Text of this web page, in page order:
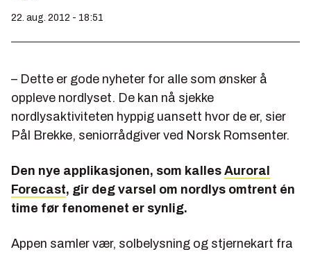
22. aug. 2012 - 18:51
– Dette er gode nyheter for alle som ønsker å
oppleve nordlyset. De kan nå sjekke
nordlysaktiviteten hyppig uansett hvor de er, sier
Pål Brekke, seniorrådgiver ved Norsk Romsenter.
Den nye applikasjonen, som kalles Auroral
Forecast, gir deg varsel om nordlys omtrent én
time før fenomenet er synlig.
Appen samler vær, solbelysning og stjernekart fra